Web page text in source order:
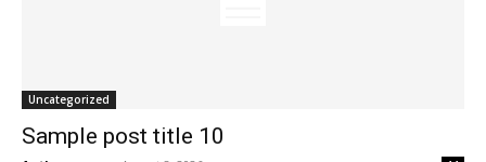
Uncategorized
Sample post title 10